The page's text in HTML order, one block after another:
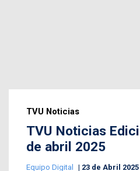
TVU Noticias
TVU Noticias
de abril 2025
Equipo Digital 23 de Abril 2025